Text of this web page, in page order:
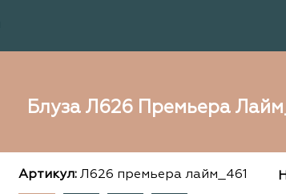
Блуза Л626 Премьера
Артикул: Л626 премьера лайм_461